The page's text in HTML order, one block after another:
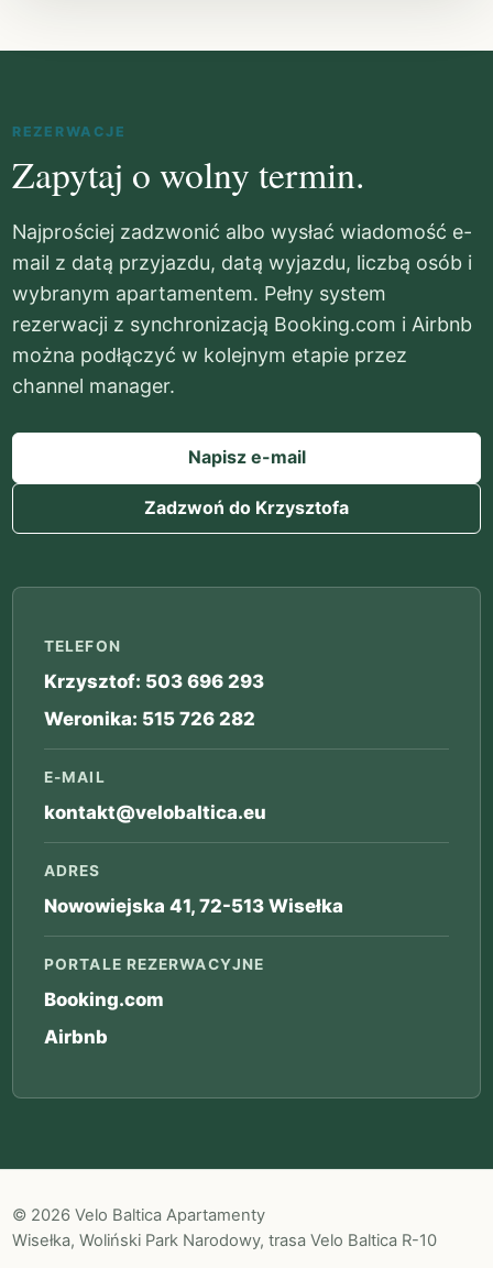
REZERWACJE
Zapytaj o wolny termin.
Najprościej zadzwonić albo wysłać wiadomość e-
mail z datą przyjazdu, datą wyjazdu, liczbą osób i
wybranym apartamentem. Pełny system
rezerwacji z synchronizacją Booking.com i Airbnb
można podłączyć w kolejnym etapie przez
channel manager.
Napisz e-mail
Zadzwoń do Krzysztofa
TELEFON
Krzysztof: 503 696 293
Weronika: 515 726 282
E-MAIL
kontakt@velobaltica.eu
ADRES
Nowowiejska 41, 72-513 Wisełka
PORTALE REZERWACYJNE
Booking.com
Airbnb
© 2026 Velo Baltica Apartamenty
Wisełka, Woliński Park Narodowy, trasa Velo Baltica R-10